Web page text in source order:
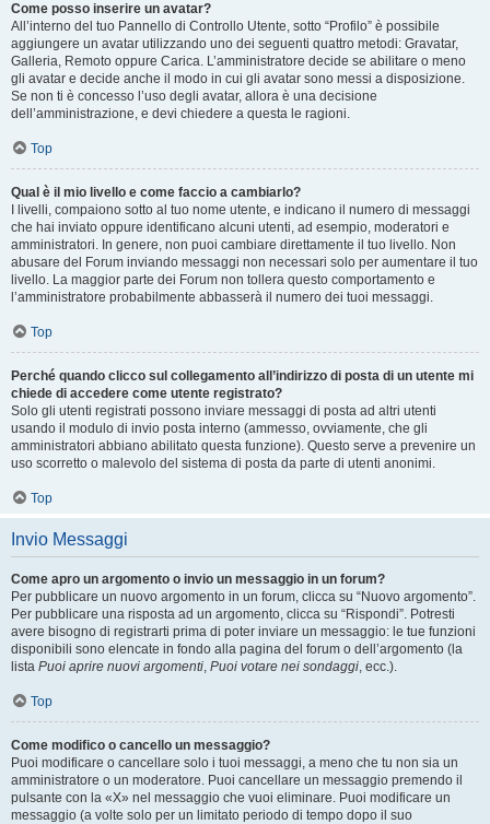
Come posso inserire un avatar?
All’interno del tuo Pannello di Controllo Utente, sotto “Profilo” è possibile
aggiungere un avatar utilizzando uno dei seguenti quattro metodi: Gravatar,
Galleria, Remoto oppure Carica. L’amministratore decide se abilitare o meno
gli avatar e decide anche il modo in cui gli avatar sono messi a disposizione.
Se non ti è concesso l’uso degli avatar, allora è una decisione
dell’amministrazione, e devi chiedere a questa le ragioni.
Top
Qual è il mio livello e come faccio a cambiarlo?
I livelli, compaiono sotto al tuo nome utente, e indicano il numero di messaggi
che hai inviato oppure identificano alcuni utenti, ad esempio, moderatori e
amministratori. In genere, non puoi cambiare direttamente il tuo livello. Non
abusare del Forum inviando messaggi non necessari solo per aumentare il tuo
livello. La maggior parte dei Forum non tollera questo comportamento e
l’amministratore probabilmente abbasserà il numero dei tuoi messaggi.
Top
Perché quando clicco sul collegamento all’indirizzo di posta di un utente mi
chiede di accedere come utente registrato?
Solo gli utenti registrati possono inviare messaggi di posta ad altri utenti
usando il modulo di invio posta interno (ammesso, ovviamente, che gli
amministratori abbiano abilitato questa funzione). Questo serve a prevenire un
uso scorretto o malevolo del sistema di posta da parte di utenti anonimi.
Top
Invio Messaggi
Come apro un argomento o invio un messaggio in un forum?
Per pubblicare un nuovo argomento in un forum, clicca su “Nuovo argomento”.
Per pubblicare una risposta ad un argomento, clicca su “Rispondi”. Potresti
avere bisogno di registrarti prima di poter inviare un messaggio: le tue funzioni
disponibili sono elencate in fondo alla pagina del forum o dell’argomento (la
lista Puoi aprire nuovi argomenti, Puoi votare nei sondaggi, ecc.).
Top
Come modifico o cancello un messaggio?
Puoi modificare o cancellare solo i tuoi messaggi, a meno che tu non sia un
amministratore o un moderatore. Puoi cancellare un messaggio premendo il
pulsante con la «X» nel messaggio che vuoi eliminare. Puoi modificare un
messaggio (a volte solo per un limitato periodo di tempo dopo il suo